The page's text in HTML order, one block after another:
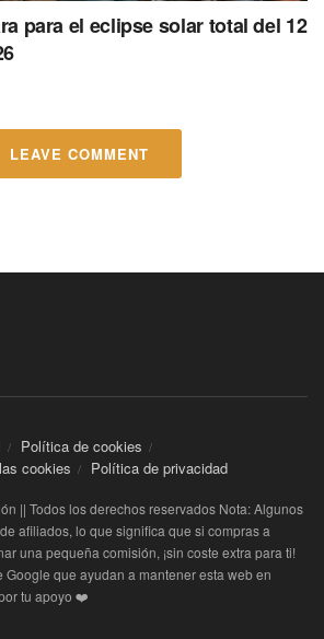
para el eclipse solar total del 12
LEAVE COMMENT
Política de cookies
cookies
Política de privacidad
|| Todos los derechos reservados Nota: Algunos
afiliados, lo que significa que si compras a
una pequeña comisión, ¡sin coste extra para ti!
Google que ayudan a mantener esta web en
tu apoyo ❤️